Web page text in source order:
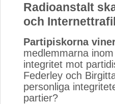
Radioanstalt
och
Partipiskorna
medlemmarna
integritet mot
Federley och
personliga
partier?